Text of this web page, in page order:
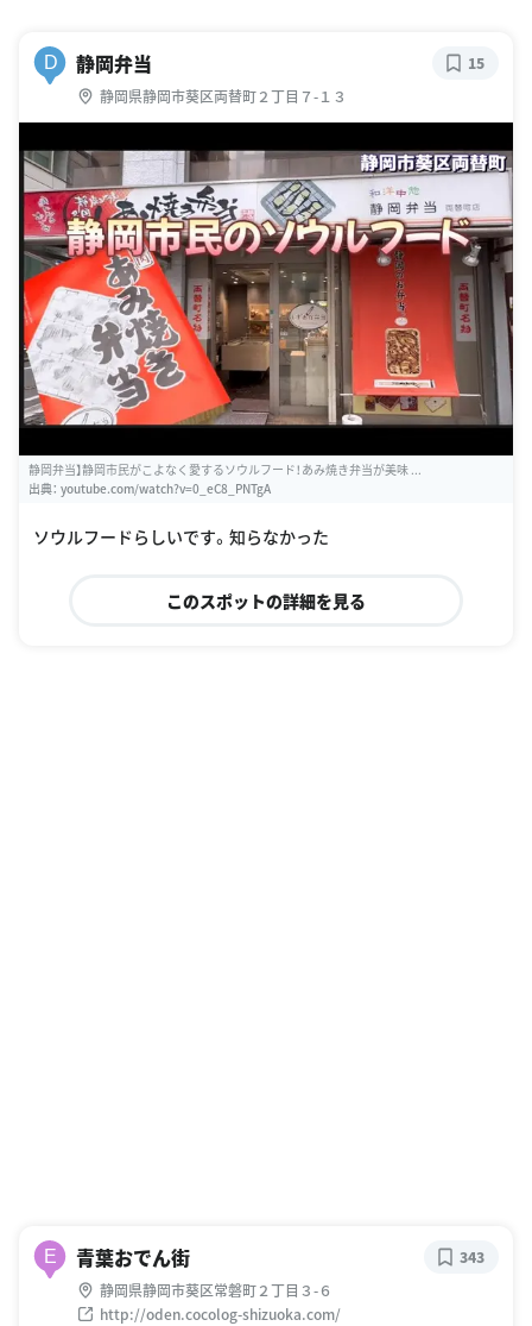
D 静岡弁当
静岡県静岡市葵区両替町２丁目７-１３
15
静岡弁当】静岡市民がこよなく愛するソウルフード！あみ焼き弁当が美味 ...
出典： youtube.com/watch?v=0_eC8_PNTgA
ソウルフードらしいです。知らなかった
このスポットの詳細を見る
E 青葉おでん街
静岡県静岡市葵区常磐町２丁目３-６
http://oden.cocolog-shizuoka.com/
343